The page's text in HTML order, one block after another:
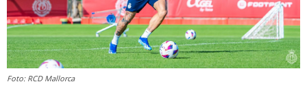
Foto: RCD Mallorca